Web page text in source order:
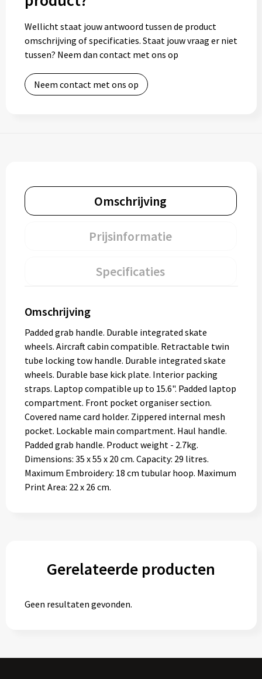
Wellicht staat jouw antwoord tussen de product
omschrijving of specificaties. Staat jouw vraag er niet
tussen? Neem dan contact met ons op
Neem contact met ons op
Omschrijving
Prijsinformatie
Specificaties
Omschrijving
Padded grab handle. Durable integrated skate
wheels. Aircraft cabin compatible. Retractable twin
tube locking tow handle. Durable integrated skate
wheels. Durable base kick plate. Interior packing
straps. Laptop compatible up to 15.6". Padded laptop
compartment. Front pocket organiser section.
Covered name card holder. Zippered internal mesh
pocket. Lockable main compartment. Haul handle.
Padded grab handle. Product weight - 2.7kg.
Dimensions: 35 x 55 x 20 cm. Capacity: 29 litres.
Maximum Embroidery: 18 cm tubular hoop. Maximum
Print Area: 22 x 26 cm.
Gerelateerde producten
Geen resultaten gevonden.